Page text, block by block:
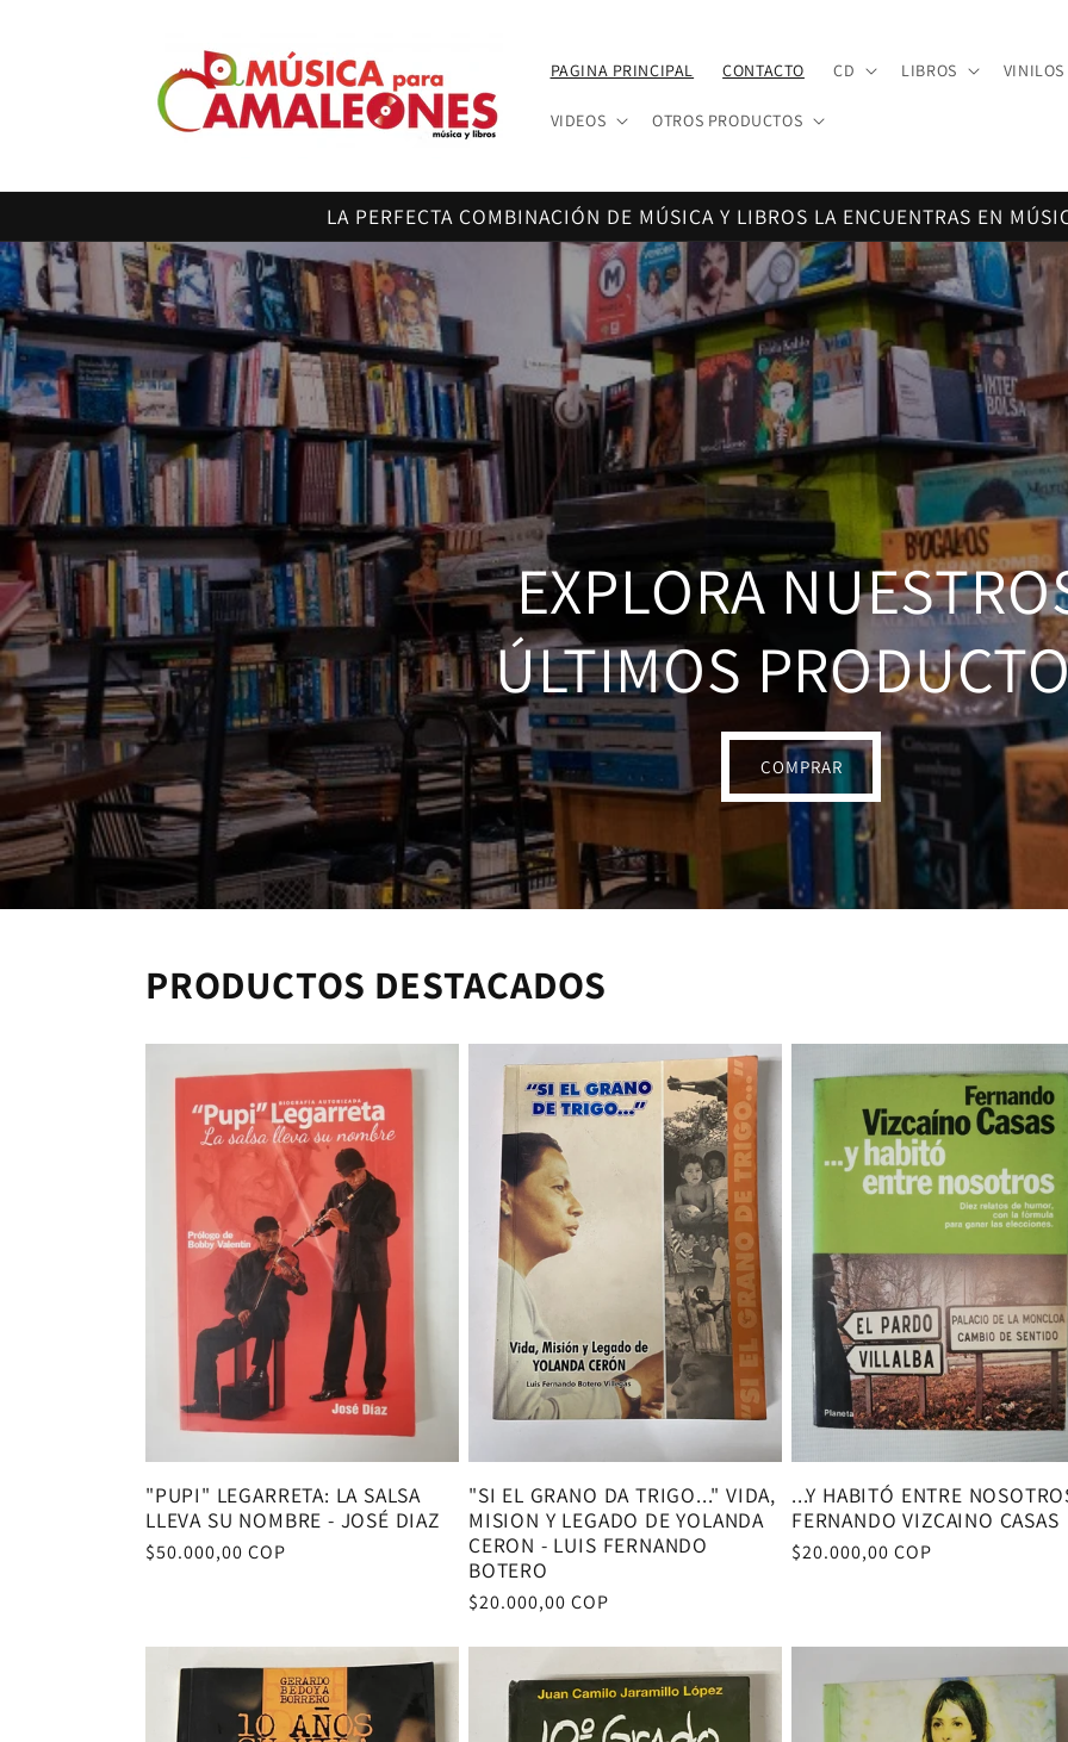
PAGINA PRINCIPAL CONTACTO CD LIBROS VINILOS
VIDEOS OTROS PRODUCTOS
LA PERFECTA COMBINACIÓN DE MÚSICA Y LIBROS LA ENCUENTRAS EN
EXPLORA
ÚLTIMOS
COMPRAR
PRODUCTOS DESTACADOS
"PUPI" LEGARRETA: LA SALSA
LLEVA SU NOMBRE - JOSÉ DIAZ
Precio
$50.000,00 COP
"SI EL GRANO DA TRIGO..." VIDA,
MISION Y LEGADO DE YOLANDA
CERON - LUIS FERNANDO
BOTERO
Precio
$20.000,00 COP
...Y HABITÓ ENTRE
FERNANDO VIZCAINO CASAS
Precio
$20.000,00 COP